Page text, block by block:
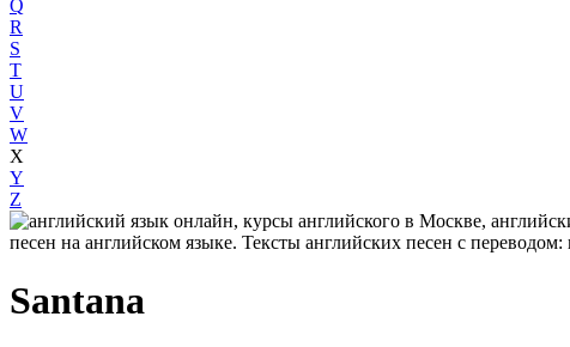
Q
R
S
T
U
V
W
X
Y
Z
Santana